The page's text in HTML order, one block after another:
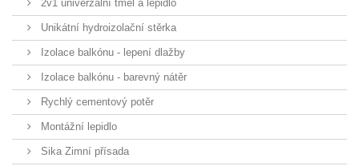
2v1 univerzální tmel a lepidlo
Unikátní hydroizolační stěrka
Izolace balkónu - lepení dlažby
Izolace balkónu - barevný nátěr
Rychlý cementový potěr
Montážní lepidlo
Sika Zimní přísada